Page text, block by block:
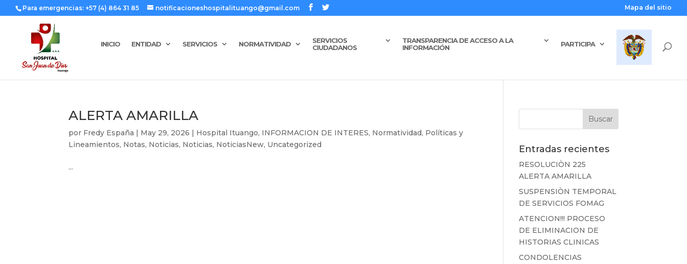
Para emergencias: +57 (4) 864 31 85 notificacioneshospitalituango@gmail.com Mapa del sitio
INICIO ENTIDAD SERVICIOS NORMATIVIDAD
SERVICIOS
CIUDADANOS
TRANSPARENCIA DE ACCESO A LA
INFORMACIÓN
PARTICIPA
ALERTA AMARILLA
por Fredy España | May 29, 2026 | Hospital Ituango, INFORMACION DE INTERES, Normatividad, Políticas y
Lineamientos, Notas, Noticias, Noticias, NoticiasNew, Uncategorized
...
Entradas recientes
RESOLUCIÒN 225
ALERTA AMARILLA
SUSPENSIÒN TEMPORAL
DE SERVICIOS FOMAG
ATENCION!!! PROCESO
DE ELIMINACION DE
HISTORIAS CLINICAS
CONDOLENCIAS